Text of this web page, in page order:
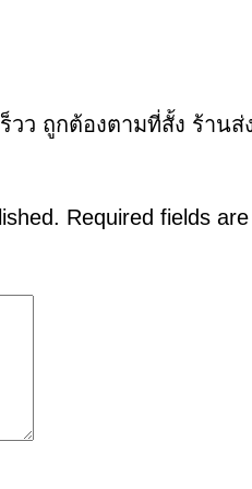
วว ถูกต้องตามที่สั้ง ร้าน
Required fields